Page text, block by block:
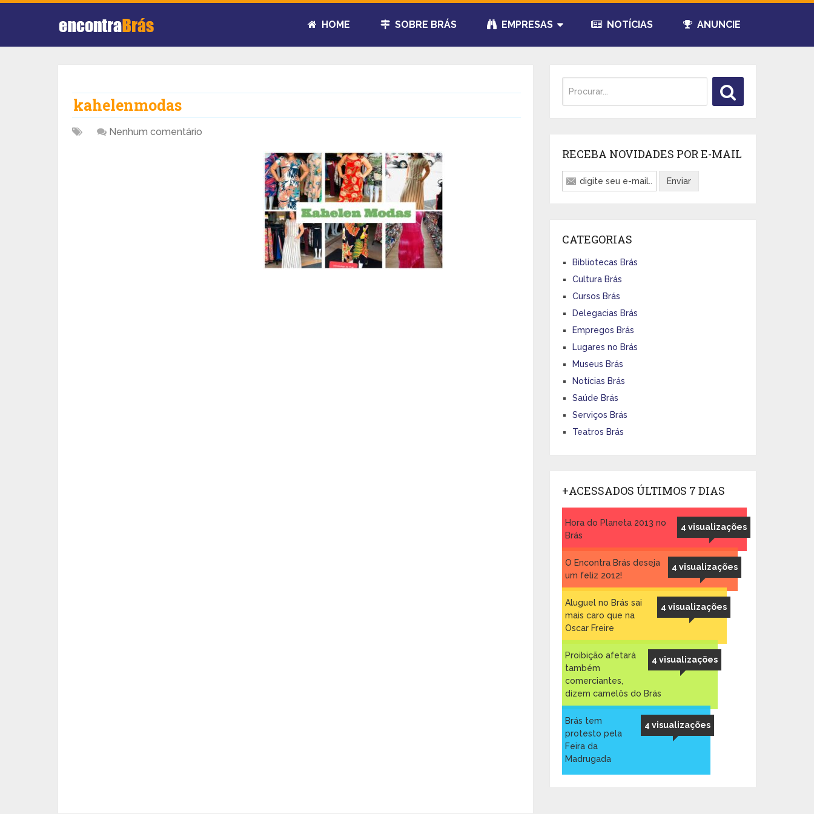
HOME SOBRE BRÁS EMPRESAS NOTÍCIAS ANUNCIE
kahelenmodas
Nenhum comentário
RECEBA NOVIDADES POR E-MAIL
CATEGORIAS
Bibliotecas Brás
Cultura Brás
Cursos Brás
Delegacias Brás
Empregos Brás
Lugares no Brás
Museus Brás
Notícias Brás
Saúde Brás
Serviços Brás
Teatros Brás
+ACESSADOS ÚLTIMOS 7 DIAS
4 visualizações
Hora do Planeta 2013 no
Brás
4 visualizações
O Encontra Brás deseja
um feliz 2012!
4 visualizações
Aluguel no Brás sai
mais caro que na
Oscar Freire ‎
4 visualizações
Proibição afetará
também
comerciantes,
dizem camelôs do Brás
4 visualizações
Brás tem
protesto pela
Feira da
Madrugada